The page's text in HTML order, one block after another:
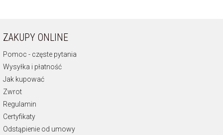
ZAKUPY ONLINE
Pomoc - częste pytania
Wysyłka i płatność
Jak kupować
Zwrot
Regulamin
Certyfikaty
Odstąpienie od umowy